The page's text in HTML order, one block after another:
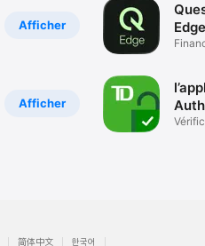
Afficher
Afficher
Edge
TD
简体中文 한국어